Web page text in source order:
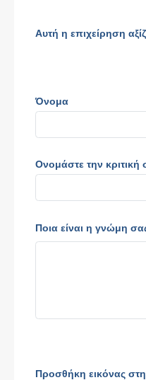
Αυτή η επιχείρηση
Όνομα
Ονομάστε την κριτική
Ποια είναι η γνώμη
Προσθήκη εικόνας